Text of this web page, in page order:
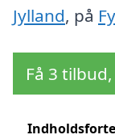
Jylland, på
Få 3